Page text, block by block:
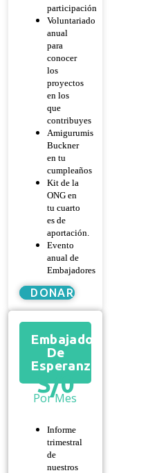
participación
Voluntariado
anual
para
conocer
los
proyectos
en los
que
contribuyes
Amigurumis
Buckner
en tu
cumpleaños
Kit de la
ONG en
tu cuarto
es de
aportación.
Evento
anual de
Embajadores
DONAR
Embajador
De
Esperanza
S/0
Por Mes
Informe
trimestral
de
nuestros